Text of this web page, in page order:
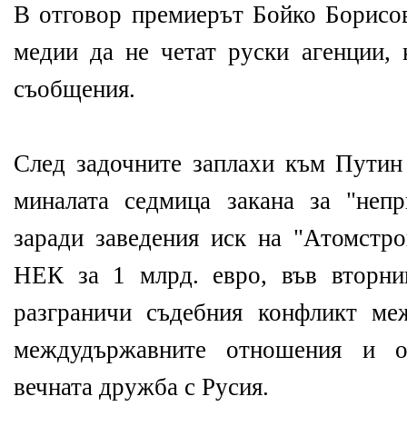
В отговор премиерът Бойко
медии да не четат руски агенции,
съобщения.
След задочните заплахи към
миналата седмица закана за
заради заведения иск на
НЕК за 1 млрд. евро, във
разграничи съдебния конфликт
междудържавните отношения и
вечната дружба с Русия.